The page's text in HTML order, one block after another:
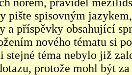
pište spisovným
a příspěvky obsahující
nového tématu si
stejné téma nebylo již
protože mohl být